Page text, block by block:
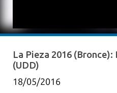
La Pieza 2016 (Bronce):
(UDD)
18/05/2016